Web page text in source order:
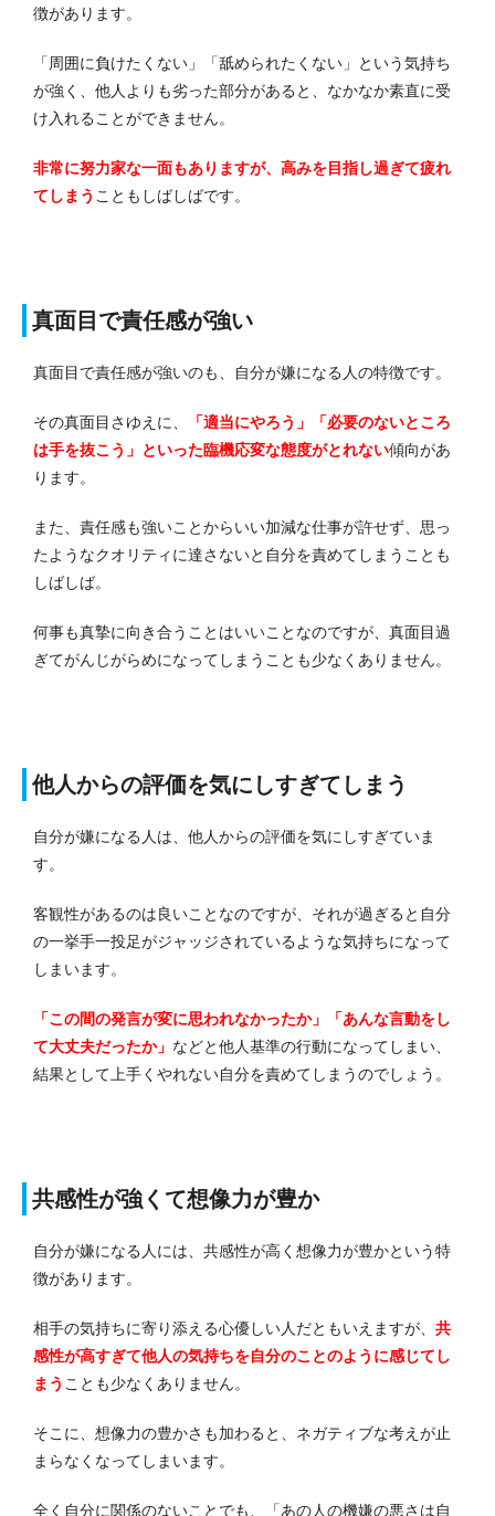
徴があります。
「周囲に負けたくない」「舐められたくない」という気持ち
が強く、他人よりも劣った部分があると、なかなか素直に受
け入れることができません。
非常に努力家な一面もありますが、高みを目指し過ぎて疲れ
てしまう こともしばしばです。
真面目で責任感が強い
真面目で責任感が強いのも、自分が嫌になる人の特徴です。
その真面目さゆえに、
「適当にやろう」「必要のないところ
は手を抜こう」といった臨機応変な態度がとれない傾向があ
ります。
また、責任感も強いことからいい加減な仕事が許せず、思っ
たようなクオリティに達さないと自分を責めてしまうことも
しばしば。
何事も真摯に向き合うことはいいことなのですが、真面目過
ぎてがんじがらめになってしまうことも少なくありません。
他人からの評価を気にしすぎてしまう
自分が嫌になる人は、他人からの評価を気にしすぎていま
す。
客観性があるのは良いことなのですが、それが過ぎると自分
の一挙手一投足がジャッジされているような気持ちになって
しまいます。
「この間の発言が変に思われなかったか」「あんな言動をし
て大丈夫だったか」 などと他人基準の行動になってしまい、
結果として上手くやれない自分を責めてしまうのでしょう。
共感性が強くて想像力が豊か
自分が嫌になる人には、共感性が高く想像力が豊かという特
徴があります。
相手の気持ちに寄り添える心優しい人だともいえますが、 共
感性が高すぎて他人の気持ちを自分のことのように感じてし
まう ことも少なくありません。
そこに、想像力の豊かさも加わると、ネガティブな考えが止
まらなくなってしまいます。
全く自分に関係のないことでも、「あの人の機嫌の悪さは自